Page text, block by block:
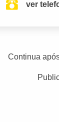
ver
Continua